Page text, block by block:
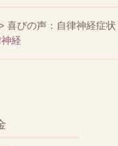
喜びの声：自律神経症状
経